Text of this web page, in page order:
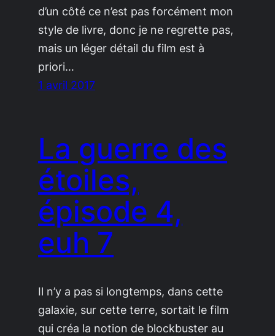
d’un côté ce n’est pas forcément mon
style de livre, donc je ne regrette pas,
mais un léger détail du film est à
priori…
1 avril 2017
La guerre des
étoiles,
épisode 4,
euh 7
Il n’y a pas si longtemps, dans cette
galaxie, sur cette terre, sortait le film
qui créa la notion de blockbuster au